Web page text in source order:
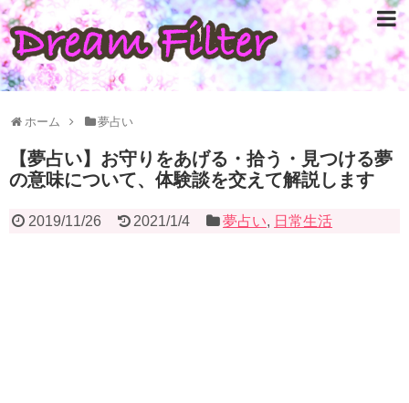
ホーム 夢占い
【夢占い】お守りをあげる・拾う・見つける夢
の意味について、体験談を交えて解説します
2019/11/26 2021/1/4 夢占い, 日常生活